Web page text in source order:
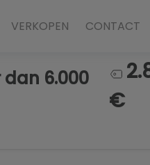
VERKOPEN CONTACT
6.000
€